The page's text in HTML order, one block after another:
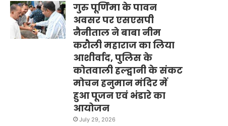
गुरु पूर्णिमा के पावन
अवसर पर एसएसपी
नैनीताल ने बाबा नीम
करौली महाराज का लिया
आशीर्वाद, पुलिस के
कोतवाली हल्द्वानी के संकट
मोचन हनुमान मंदिर में
हुआ पूजन एवं भंडारे का
आयोजन
July 29, 2026